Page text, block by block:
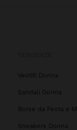
Vestiti Donna
Sandali Donna
Borse da Festa e
Sneakers Donna